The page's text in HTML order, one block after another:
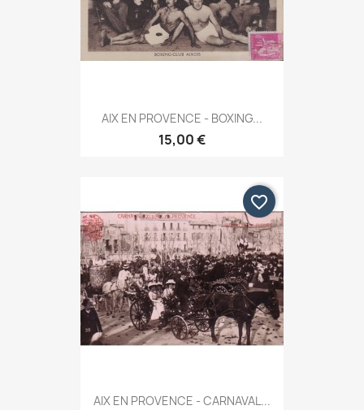
AIX EN PROVENCE - BOXING...
15,00 €
AIX EN PROVENCE - CARNAVAL...
favorite_border